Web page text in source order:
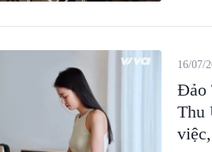
Đảo
Thu
16/07/